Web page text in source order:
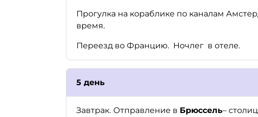
Прогулка на кораблике по каналам
время.
Переезд во Францию. Ночлег в отеле.
5 день
Завтрак. Отправление в Брюссель–